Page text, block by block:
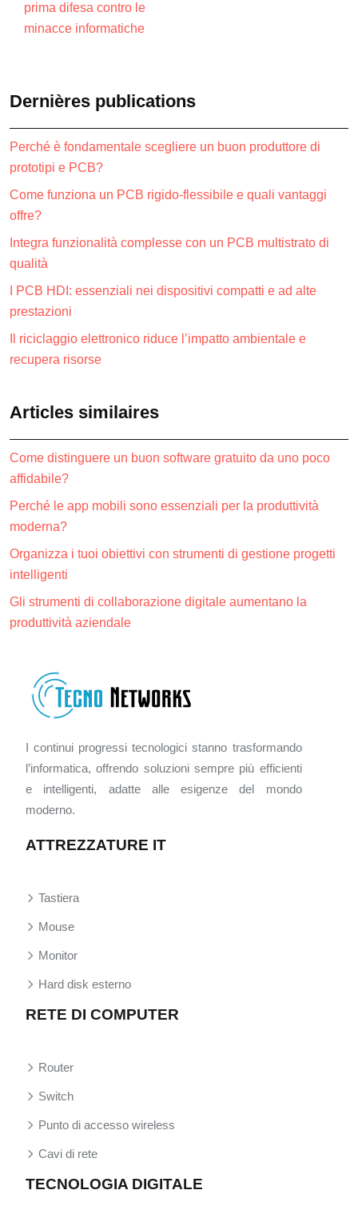
prima difesa contro le
minacce informatiche
Dernières publications
Perché è fondamentale scegliere un buon produttore di
prototipi e PCB?
Come funziona un PCB rigido-flessibile e quali vantaggi
offre?
Integra funzionalità complesse con un PCB multistrato di
qualità
I PCB HDI: essenziali nei dispositivi compatti e ad alte
prestazioni
Il riciclaggio elettronico riduce l’impatto ambientale e
recupera risorse
Articles similaires
Come distinguere un buon software gratuito da uno poco
affidabile?
Perché le app mobili sono essenziali per la produttività
moderna?
Organizza i tuoi obiettivi con strumenti di gestione progetti
intelligenti
Gli strumenti di collaborazione digitale aumentano la
produttività aziendale
I continui progressi tecnologici stanno trasformando
l’informatica, offrendo soluzioni sempre più efficienti
e intelligenti, adatte alle esigenze del mondo
moderno.
ATTREZZATURE IT
Tastiera
Mouse
Monitor
Hard disk esterno
RETE DI COMPUTER
Router
Switch
Punto di accesso wireless
Cavi di rete
TECNOLOGIA DIGITALE